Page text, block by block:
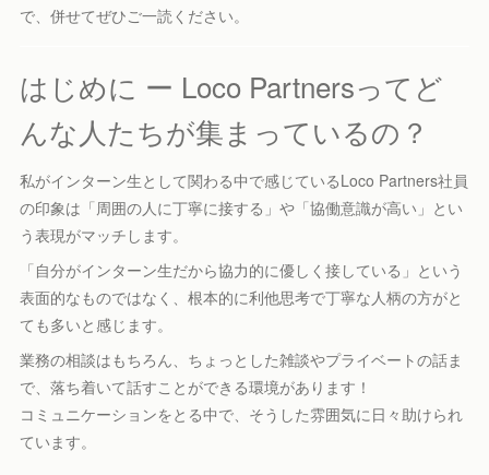
で、併せてぜひご一読ください。
はじめに ー Loco Partnersってど
んな人たちが集まっているの？
私がインターン生として関わる中で感じているLoco Partners社員
の印象は「周囲の人に丁寧に接する」や「協働意識が高い」とい
う表現がマッチします。
「自分がインターン生だから協力的に優しく接している」という
表面的なものではなく、根本的に利他思考で丁寧な人柄の方がと
ても多いと感じます。
業務の相談はもちろん、ちょっとした雑談やプライベートの話ま
で、落ち着いて話すことができる環境があります！
コミュニケーションをとる中で、そうした雰囲気に日々助けられ
ています。